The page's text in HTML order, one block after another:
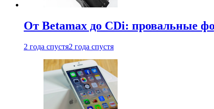
От Betamax до CDi: провальные
2 года спустя2 года спустя